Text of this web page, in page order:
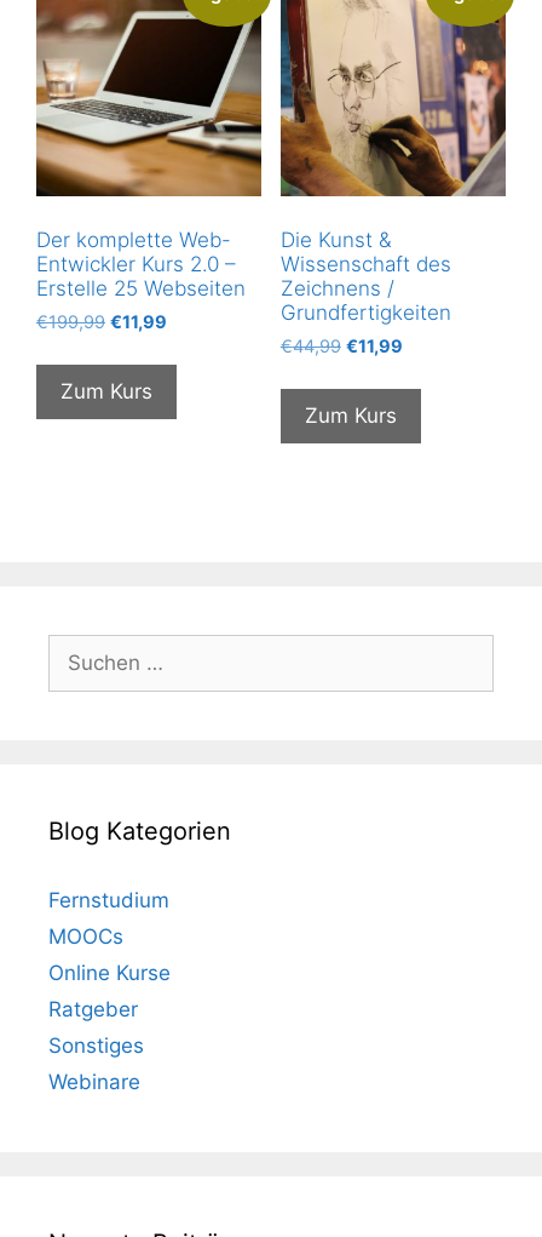
Der komplette Web-
Entwickler Kurs 2.0 –
Erstelle 25 Webseiten
€199,99 Ursprünglicher
war:
€199,99
€11,99
ist:
Zum Kurs
Die Kunst &
Wissenschaft des
Zeichnens /
Grundfertigkeiten
€44,99 Ursprünglicher
war:
€44,99
€11,99Aktueller
ist:
Zum Kurs
Suchen
nach:
Blog Kategorien
Fernstudium
MOOCs
Online Kurse
Ratgeber
Sonstiges
Webinare